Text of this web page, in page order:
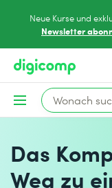
Neue Kurse und
Newsletter
Das
Weg zu